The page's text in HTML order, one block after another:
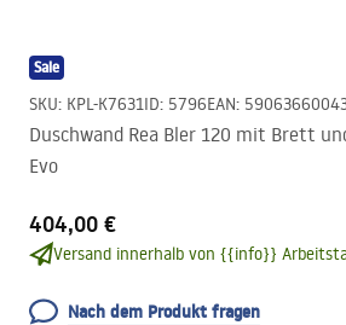
Sale
SKU: KPL-K7631ID: 5796EAN:
Duschwand Rea Bler 120 mit Brett
Evo
404,00 €
Versand innerhalb von {{info}}
Nach dem Produkt fragen